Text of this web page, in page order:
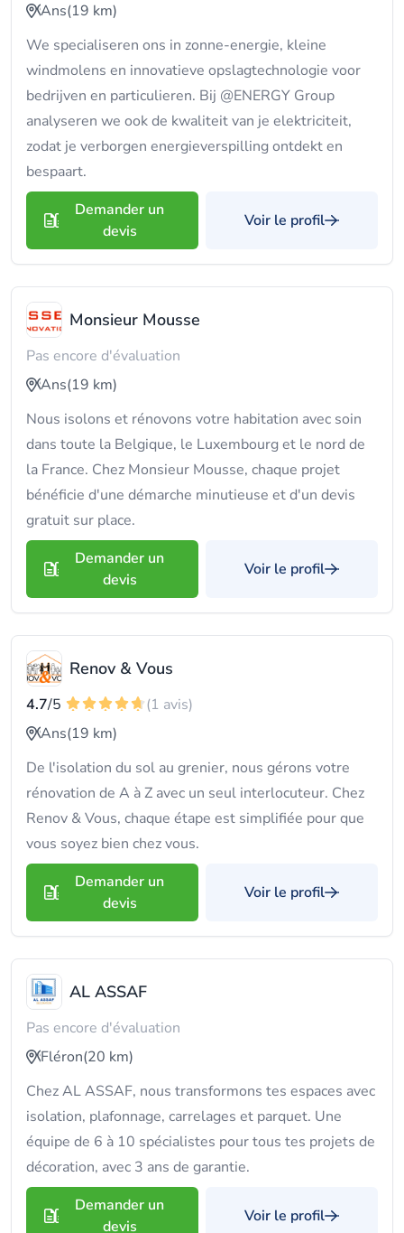
Ans(19 km)
We specialiseren ons in zonne-energie, kleine
windmolens en innovatieve opslagtechnologie voor
bedrijven en particulieren. Bij @ENERGY Group
analyseren we ook de kwaliteit van je elektriciteit,
zodat je verborgen energieverspilling ontdekt en
bespaart.
Demander un
devis
Voir le profil
Monsieur Mousse
Pas encore d'évaluation
Ans(19 km)
Nous isolons et rénovons votre habitation avec soin
dans toute la Belgique, le Luxembourg et le nord de
la France. Chez Monsieur Mousse, chaque projet
bénéficie d'une démarche minutieuse et d'un devis
gratuit sur place.
Demander un
devis
Voir le profil
Renov & Vous
4.7/5
(1 avis)
Ans(19 km)
De l'isolation du sol au grenier, nous gérons votre
rénovation de A à Z avec un seul interlocuteur. Chez
Renov & Vous, chaque étape est simplifiée pour que
vous soyez bien chez vous.
Demander un
devis
Voir le profil
AL ASSAF
Pas encore d'évaluation
Fléron(20 km)
Chez AL ASSAF, nous transformons tes espaces avec
isolation, plafonnage, carrelages et parquet. Une
équipe de 6 à 10 spécialistes pour tous tes projets de
décoration, avec 3 ans de garantie.
Demander un
devis
Voir le profil